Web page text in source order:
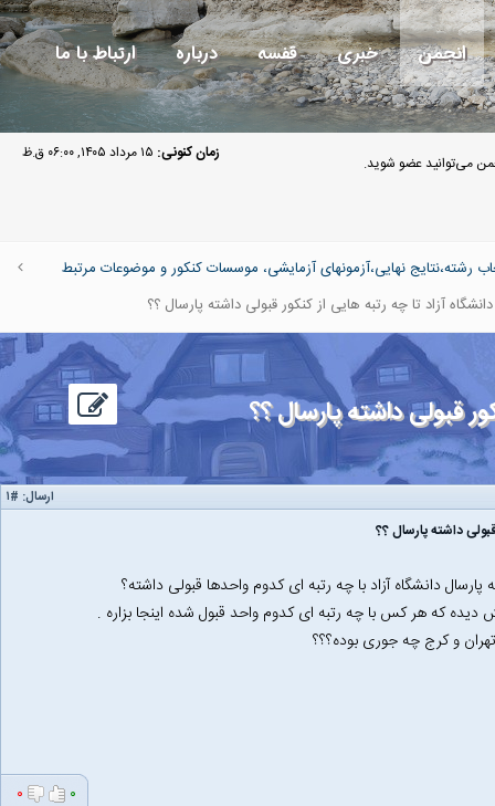
انجمن خبری قفسه درباره ارتباط با ما
زمان کنونی: ۱۵ مرداد ۱۴۰۵, ۰۶:۰۰ ق.ظ می‌توانید عضو شوید.
رشته،نتایج نهایی،آزمونهای آزمایشی، موسسات کنکور و موضوعات مرتبط
آزاد تا چه رتبه هایی از کنکور قبولی داشته پارسال ؟؟
قبولی داشته پارسال ؟؟
ارسال: #۱
داشته پارسال ؟؟
دانشگاه آزاد با چه رتبه ای کدوم واحدها قبولی داشته؟
که هر کس با چه رتبه ای کدوم واحد قبول شده اینجا بزاره .
و کرج چه جوری بوده؟؟؟
۰ ۰